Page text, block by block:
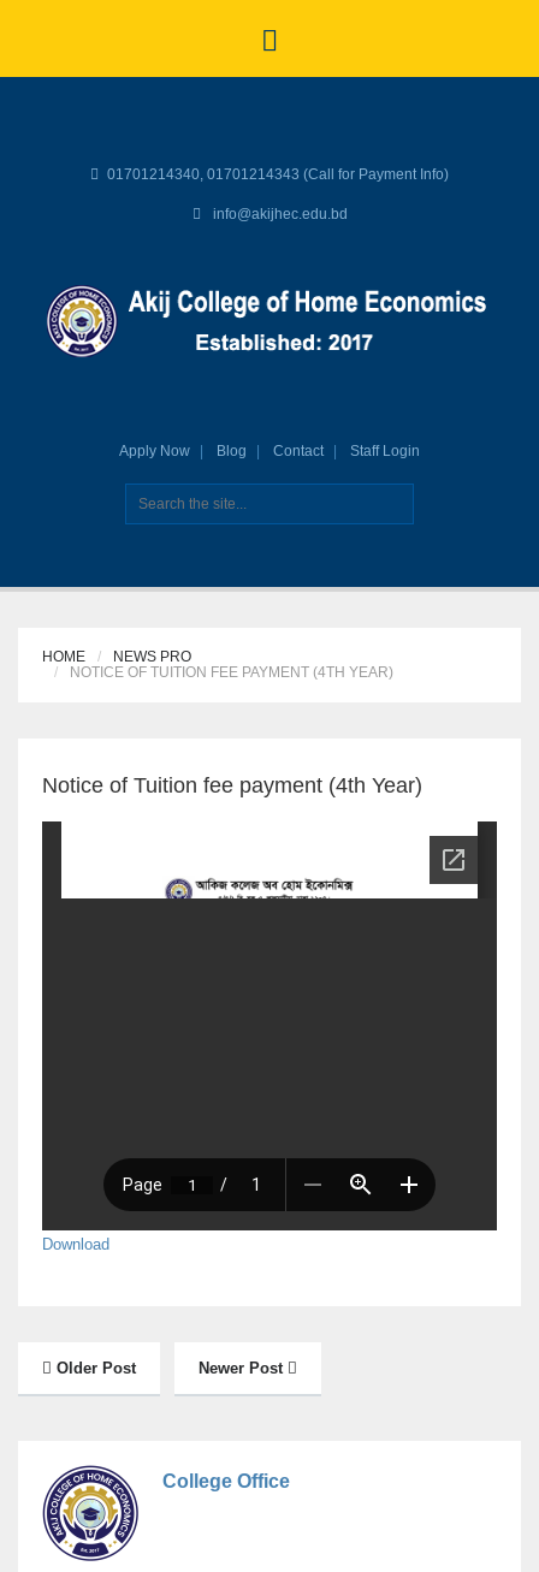
01701214340, 01701214343 (Call for Payment Info)
info@akijhec.edu.bd
Apply Now Blog Contact Staff Login
HOME
NEWS PRO
NOTICE OF TUITION FEE PAYMENT (4TH YEAR)
Notice of Tuition fee payment (4th Year)
Download
Older Post Newer Post
College Office